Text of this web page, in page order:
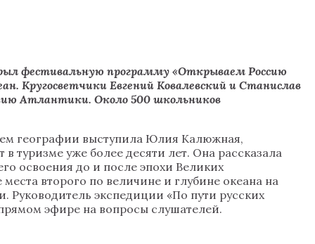
фестивальную программу «Открываем Россию
Кругосветчики Евгений Ковалевский и Станислав
Атлантики. Около 500 школьников
географии выступила Юлия Калюжная,
туризме уже более десяти лет. Она рассказала
освоения до и после эпохи Великих
второго по величине и глубине океана на
Руководитель экспедиции «По пути русских
эфире на вопросы слушателей.